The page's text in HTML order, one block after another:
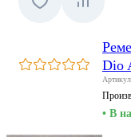
Dio
• В